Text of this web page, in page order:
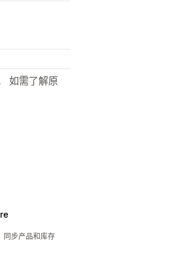
如需了解原
步产品和库存